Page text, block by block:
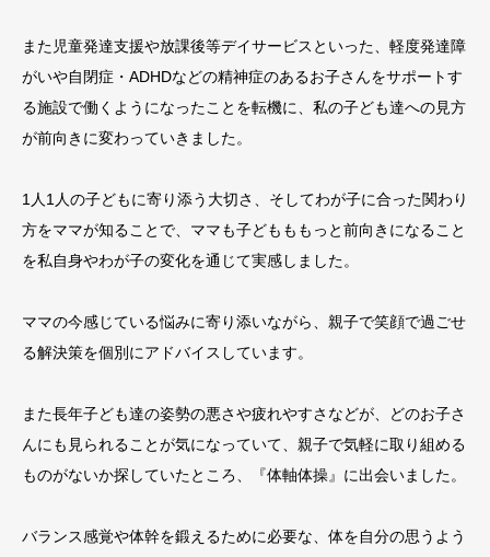
また児童発達支援や放課後等デイサービスといった、軽度発達障
がいや自閉症・ADHDなどの精神症のあるお子さんをサポートす
る施設で働くようになったことを転機に、私の子ども達への見方
が前向きに変わっていきました。
1人1人の子どもに寄り添う大切さ、そしてわが子に合った関わり
方をママが知ることで、ママも子どもももっと前向きになること
を私自身やわが子の変化を通じて実感しました。
ママの今感じている悩みに寄り添いながら、親子で笑顔で過ごせ
る解決策を個別にアドバイスしています。
また長年子ども達の姿勢の悪さや疲れやすさなどが、どのお子さ
んにも見られることが気になっていて、親子で気軽に取り組める
ものがないか探していたところ、『体軸体操』に出会いました。
バランス感覚や体幹を鍛えるために必要な、体を自分の思うよう